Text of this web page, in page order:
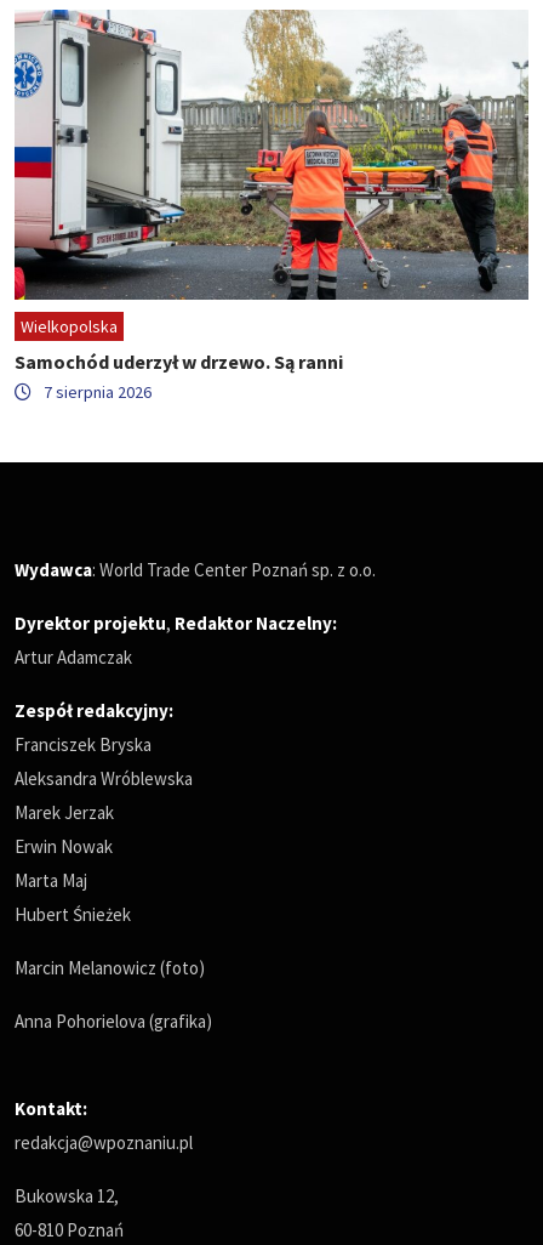
Wielkopolska
Samochód uderzył w drzewo. Są ranni
7 sierpnia 2026
Wydawca: World Trade Center Poznań sp. z o.o.
Dyrektor projektu, Redaktor Naczelny:
Artur Adamczak
Zespół redakcyjny:
Franciszek Bryska
Aleksandra Wróblewska
Marek Jerzak
Erwin Nowak
Marta Maj
Hubert Śnieżek
Marcin Melanowicz (foto)
Anna Pohorielova (grafika)
Kontakt:
redakcja@wpoznaniu.pl
Bukowska 12,
60-810 Poznań